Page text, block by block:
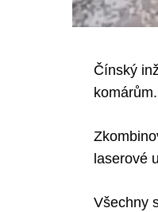
Čínský
laserové
Všechny